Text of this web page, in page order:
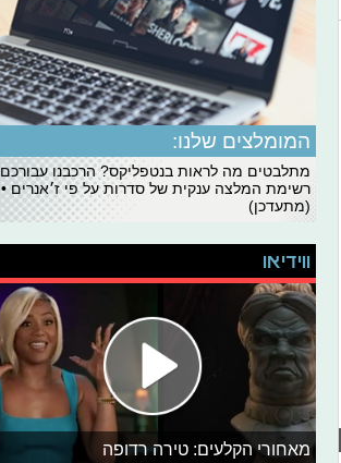
המומלצים שלנו:
מתלבטים מה לראות בנטפליקס? הרכבנו עבורכם
רשימת המלצה ענקית של סדרות על פי ז׳אנרים •
(מתעדכן)
ווידיאו
מאחורי הקלעים: טירה רדופה